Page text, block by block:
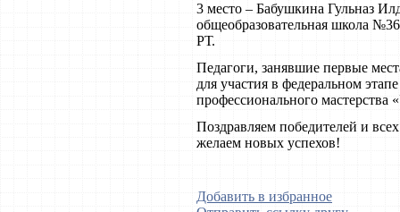
3 место – Бабушкина Гульназ
общеобразовательная школа
РТ.
Педагоги, занявшие первые
для участия в федеральном
профессионального мастерства
Поздравляем победителей и
желаем новых успехов!
Добавить в избранное